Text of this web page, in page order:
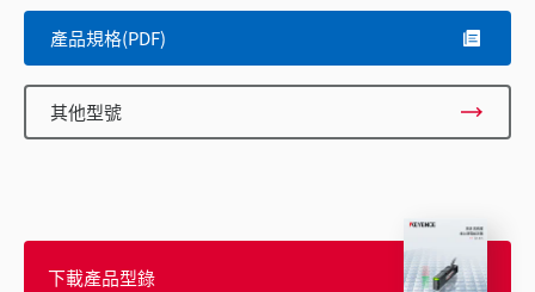
產品規格(PDF)
其他型號
下載產品型錄